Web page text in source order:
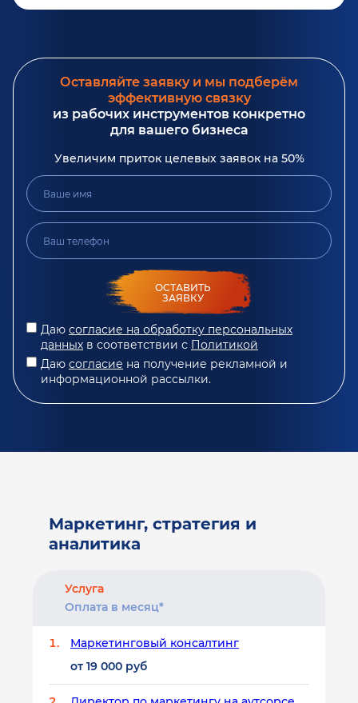
Оставляйте заявку и мы подберём
эффективную связку
из рабочих инструментов конкретно
для вашего бизнеса
Увеличим приток целевых заявок на 50%
ОСТАВИТЬ
ЗАЯВКУ
Даю согласие на обработку персональных
данных в соответствии с Политикой
Даю согласие на получение рекламной и
информационной рассылки.
Маркетинг, стратегия и
аналитика
Услуга
Оплата в месяц*
Маркетинговый консалтинг
от 19 000 руб